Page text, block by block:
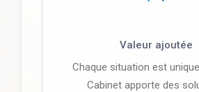
Valeur ajoutée
Chaque situation est
Cabinet apporte des